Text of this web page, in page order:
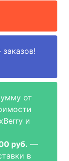
заказов!
от
и
руб. —
в